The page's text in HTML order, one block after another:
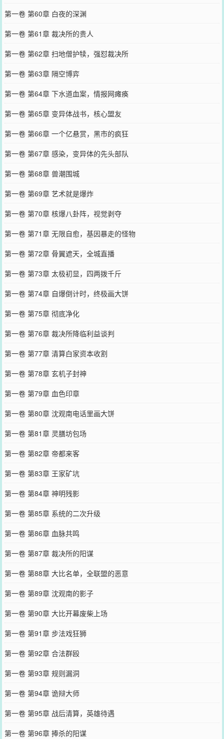
第一卷 第60章 白夜的深渊
第一卷 第61章 裁决所的贵人
第一卷 第62章 扫地僧护犊，强怼裁决所
第一卷 第63章 隔空博弈
第一卷 第64章 下水道血案，情报网瘫痪
第一卷 第65章 变异体战书，核心盟友
第一卷 第66章 一个亿悬赏，黑市的疯狂
第一卷 第67章 感染，变异体的先头部队
第一卷 第68章 兽潮围城
第一卷 第69章 艺术就是爆炸
第一卷 第70章 核爆八卦阵，视觉剥夺
第一卷 第71章 无限自愈，基因暴走的怪物
第一卷 第72章 骨翼遮天，全城直播
第一卷 第73章 太极初显，四两拨千斤
第一卷 第74章 自爆倒计时，终极画大饼
第一卷 第75章 彻底净化
第一卷 第76章 裁决所降临利益谈判
第一卷 第77章 清算白家资本收割
第一卷 第78章 玄机子封神
第一卷 第79章 血色印章
第一卷 第80章 沈观南电话里画大饼
第一卷 第81章 灵膳坊包场
第一卷 第82章 帝都来客
第一卷 第83章 王家矿坑
第一卷 第84章 神明残影
第一卷 第85章 系统的二次升级
第一卷 第86章 血脉共鸣
第一卷 第87章 裁决所的阳谋
第一卷 第88章 大比名单，全联盟的恶意
第一卷 第89章 沈观南的影子
第一卷 第90章 大比开幕废柴上场
第一卷 第91章 步法戏狂狮
第一卷 第92章 合法群殴
第一卷 第93章 规则漏洞
第一卷 第94章 诡辩大师
第一卷 第95章 战后清算，英雄待遇
第一卷 第96章 捧杀的阳谋